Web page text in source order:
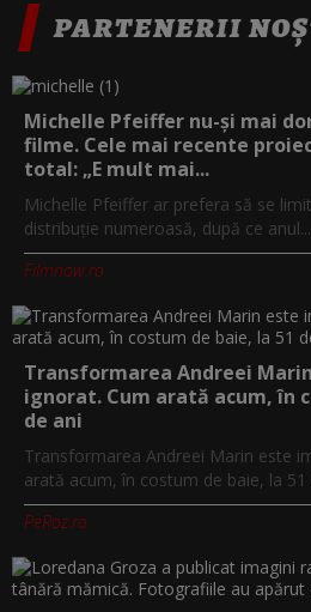
PARTENERII
Michelle Pfeiffer nu-și mai
filme. Cele mai recente
total: „E mult mai...
Michelle Pfeiffer ar prefera să se
distribuție numeroasă, după ce anul...
Filmnow.ro
Transformarea Andreei
ignorat. Cum arată acum, în
de ani
Transformarea Andreei Marin este
arată acum, în costum de baie, la 51
PeRoz.ro